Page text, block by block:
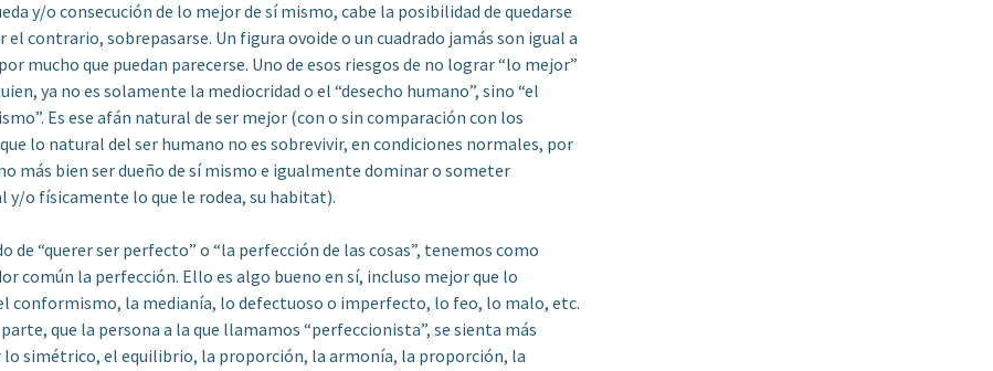
y/o consecución de lo mejor de sí mismo, cabe la posibilidad de quedarse
el contrario, sobrepasarse. Un figura ovoide o un cuadrado jamás son igual a
mucho que puedan parecerse. Uno de esos riesgos de no lograr “lo mejor”
ya no es solamente la mediocridad o el “desecho humano”, sino “el
Es ese afán natural de ser mejor (con o sin comparación con los
lo natural del ser humano no es sobrevivir, en condiciones normales, por
más bien ser dueño de sí mismo e igualmente dominar o someter
y/o físicamente lo que le rodea, su habitat).
de “querer ser perfecto” o “la perfección de las cosas”, tenemos como
común la perfección. Ello es algo bueno en sí, incluso mejor que lo
conformismo, la medianía, lo defectuoso o imperfecto, lo feo, lo malo, etc.
parte, que la persona a la que llamamos “perfeccionista”, se sienta más
simétrico, el equilibrio, la proporción, la armonía, la proporción, la